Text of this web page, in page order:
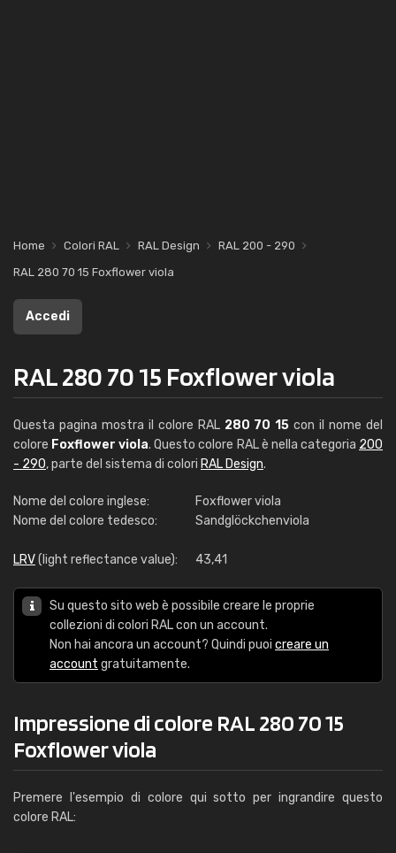
Home Colori RAL RAL Design
RAL 200 - 290
RAL 280 70 15 Foxflower viola
Accedi
RAL 280 70 15 Foxflower viola
Questa pagina mostra il colore RAL 280 70 15 con il nome del
colore Foxflower viola. Questo colore RAL è nella categoria 200
- 290, parte del sistema di colori RAL Design.
Nome del colore inglese:
Foxflower viola
Nome del colore tedesco:
Sandglöckchenviola
LRV(light reflectance value): 43,41
Su questo sito web è possibile creare le proprie
collezioni di colori RAL con un account.
Non hai ancora un account? Quindi puoi creare un
account gratuitamente.
Impressione di colore RAL 280 70 15
Foxflower viola
Premere l'esempio di colore qui sotto per ingrandire questo
colore RAL: